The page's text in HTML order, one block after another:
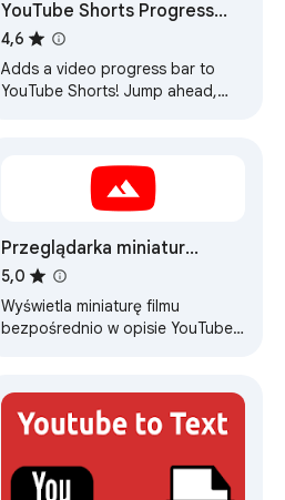
YouTube Shorts Progress
Bar
4,6
Adds a video progress bar to
YouTube Shorts! Jump ahead,
Przeglądarka miniatur
YouTube
5,0
Wyświetla miniaturę filmu
bezpośrednio w opisie YouTube.
dokładnie tam, gdzie…